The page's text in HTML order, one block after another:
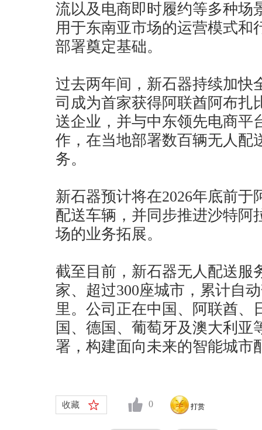
流以及电商即时履约等多种场
用于东南亚市场的运营模式和
部署奠定基础。
过去两年间，新石器持续加快
司成为首家获得阿联酋阿布扎
送企业，并与中东领先电商平
作，在当地部署数百辆无人配
务。
新石器预计将在2026年底前于
配送车辆，并同步推进沙特阿
场的业务拓展。
截至目前，新石器无人配送服
家、超过300座城市，累计自
里。公司正在中国、阿联酋、
国、德国、葡萄牙及澳大利亚
署，构建面向未来的智能城市
收藏 0 打赏